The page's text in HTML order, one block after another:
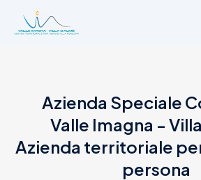
L'Ambito
Cosa facciamo
News
Amministrazione trasparente
Azienda Speciale
Valle Imagna -
Azienda territoriale
persona